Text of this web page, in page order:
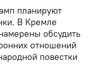
планируют
В Кремле
обсудить
отношений
повестки